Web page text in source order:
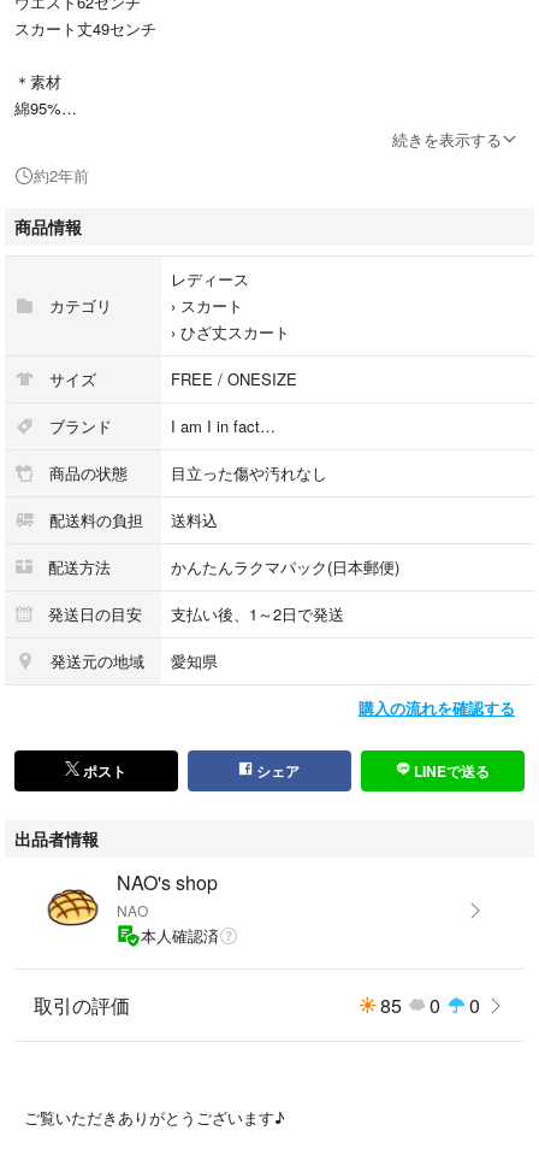
スカート丈49センチ
＊素材
綿95%
＊カラー
レッド
＿＿＿＿＿＿＿＿＿＿＿＿＿＿＿＿＿＿＿＿＿＿＿
◆コメントなし&即購入大歓迎です！
◆価格のご相談や質問等ございましたらお気軽にコメントください。
◆着丈や身幅は平置きでの測定ですので、誤差が生じる可能性がありま
す。ご了承ください。
◆送料手数料込みでの価格設定ですので、大幅な値下げ交渉はご遠慮くだ
◆ペットや喫煙者はおりません。
＿＿＿＿＿＿＿＿＿＿＿＿＿＿＿＿＿＿＿＿＿＿＿
No.1009
#サマンサモスモス #SM2#samansamos2
#ルノンキュール#エヘカソポ#tsuharu
#studioclip #nikoand… #ニコアンド
#ネストローブ #メルロー#メルロープリュス
#bulledesavon#ビュルデサボン#iami#アイアムアイ#パーリッシィ#シャン
ブルドゥシャーム
ウエル #ゼロハチマブ #オメカシ#ビームスボーイ #ichi #トゥモローラン
#ミナペルホネン #08mab
続きを表示する
約2年前
商品情報
カテゴリ
レディース
› スカート
› ひざ丈スカート
サイズ FREE / ONESIZE
ブランド I am I in fact…
商品の状態 目立った傷や汚れなし
配送料の負担 送料込
配送方法 かんたんラクマパック(日本郵便)
発送日の目安 支払い後、1～2日で発送
発送元の地域 愛知県
購入の流れを確認する
ポスト シェア LINEで送る
出品者情報
NAO's shop
NAO
本人確認済
取引の評価 85 0 0
ご覧いただきありがとうございます♪